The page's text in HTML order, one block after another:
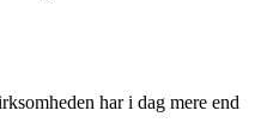
har i dag mere end